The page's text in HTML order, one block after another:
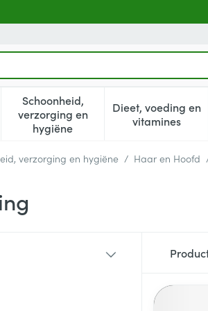
Schoonheid,
verzorging en
hygiëne
Toon submenu voor
Dieet, voeding en
vitamines
Toon
verzorging en hygiëne / Haar en Hoofd